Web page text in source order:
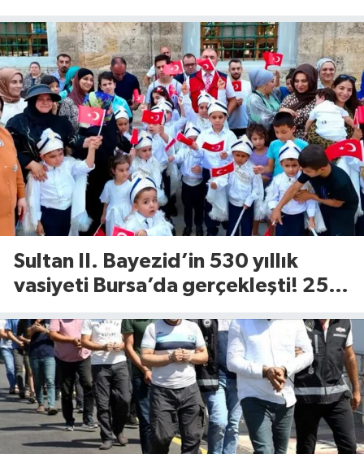
Sultan II. Bayezid’in 530 yıllık
vasiyeti Bursa’da gerçekleşti! 25
şöleni